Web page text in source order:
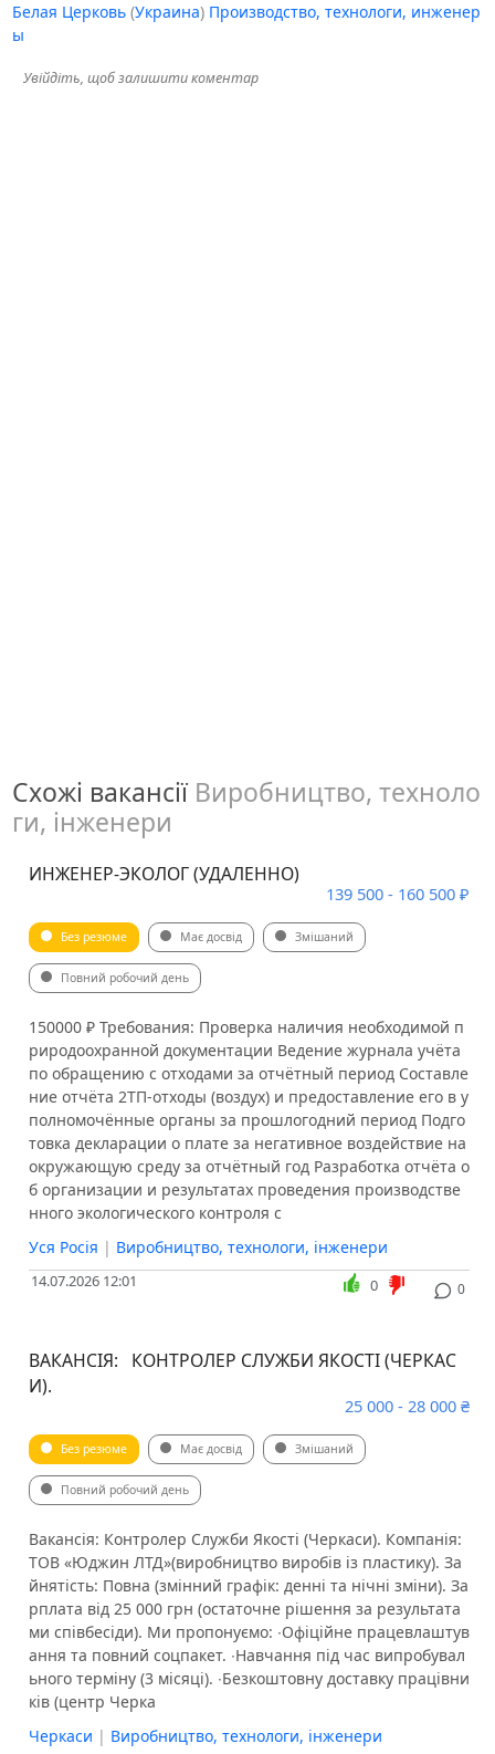
Белая Церковь(Украина) Производство, технологи, инженер
ы
Увійдіть, щоб залишити коментар
Схожі вакансії Виробництво, техноло
ги, інженери
ИНЖЕНЕР-ЭКОЛОГ (УДАЛЕННО)
139 500 - 160 500 ₽
Без резюме Має досвід Змішаний
Повний робочий день
150000 ₽ Требования: Проверка наличия необходимой п
риродоохранной документации Ведение журнала учёта
по обращению с отходами за отчётный период Составле
ние отчёта 2ТП-отходы (воздух) и предоставление его в у
полномочённые органы за прошлогодний период Подго
товка декларации о плате за негативное воздействие на
окружающую среду за отчётный год Разработка отчёта о
б организации и результатах проведения производстве
нного экологического контроля с
Уся Росія | Виробництво, технологи, інженери
14.07.2026 12:01 0
0
ВАКАНСІЯ: КОНТРОЛЕР СЛУЖБИ ЯКОСТІ (ЧЕРКАС
И).
25 000 - 28 000 ₴
Без резюме Має досвід Змішаний
Повний робочий день
Вакансія: Контролер Служби Якості (Черкаси). Компанія:
ТОВ «Юджин ЛТД»(виробництво виробів із пластику). За
йнятість: Повна (змінний графік: денні та нічні зміни). За
рплата від 25 000 грн (остаточне рішення за результата
ми співбесіди). Ми пропонуємо: ∙Офіційне працевлаштув
ання та повний соцпакет. ∙Навчання під час випробувал
ьного терміну (3 місяці). ∙Безкоштовну доставку працівни
ків (центр Черка
Черкаси | Виробництво, технологи, інженери